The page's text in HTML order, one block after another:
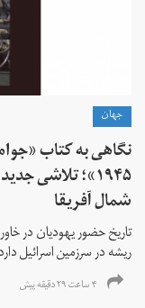
جهان
نگاهی به کتاب
۱۹۴۵»؛ تلاشی
شمال آفریقا
تاریخ حضور یهودیان در
ریشه در سرزمین اسرائیل
۴ ساعت ۲۹ دقیقه پیش